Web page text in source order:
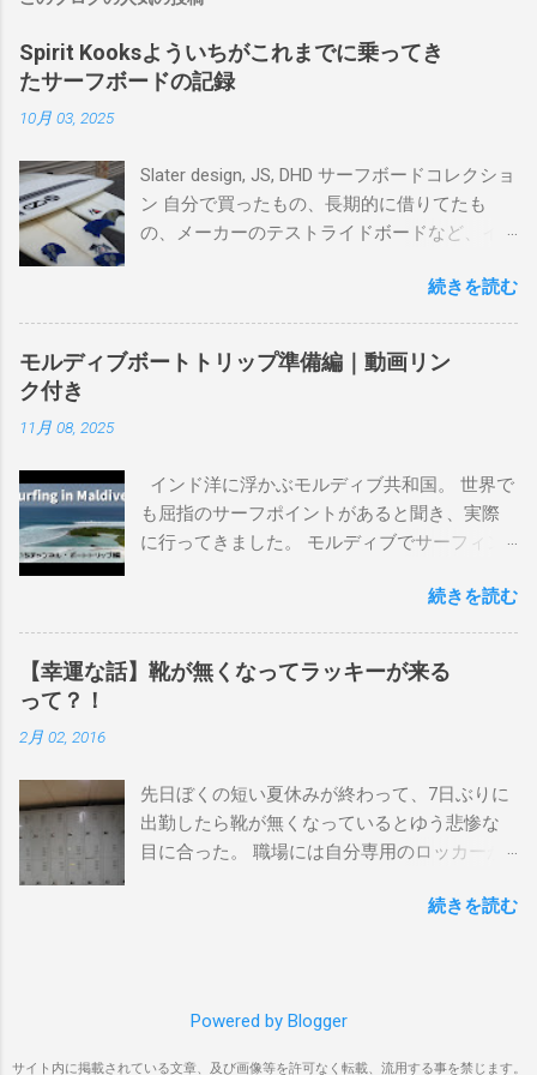
Spirit Kooksよういちがこれまでに乗ってき
たサーフボードの記録
10月 03, 2025
Slater design, JS, DHD サーフボードコレクショ
ン 自分で買ったもの、長期的に借りてたも
の、メーカーのテストライドボードなど、イ
を書き残しているページです。 記録と残して
るので、過去のボードたちはもうすでに人に
譲って、手元に無いのがほとんどだけど。 色
んなサーフボードに乗って、サーフィンの世
ーメイドビーチ 最もロングライドしてきたポ
イント スナッパー、レインボーベイ、グリ
ーンマウント、クーリービーチ、キラ、レノ
狙っているポイント バーレー、キラ、レイ
ンボーベイ、クーリービーチ 絶対に入りたい
ポイント ベルズビーチ、グレートオーシャ
ナチュラル DHD DX-1
5'10"×18'3/8×2'3/16 Glassing Team 4×4
Extra Toe patch FCS Dacy 6'0 Nick Maz 5'5"×
18'7/8"×2'5/18 FCS 375mm 295mm Firewire
Slater design OMNI 5' 3"×18'5/8"×2'1/4" Round
続きを読む
モルディブボートトリップ準備編｜動画リン
ク付き
11月 08, 2025
インド洋に浮かぶモルディブ共和国。 世界で
も屈指のサーフポイントがあると聞き、実際
に行ってきました。 モルディブでサーフィン
テルやリゾートに滞在して目の前のブレイク
を独占するスタイル。もうひとつが、複数の
ポイントを巡る「ボートトリップ」です。 今
回はそのボートトリップで、時間と空間の贅
系YouTubeチャンネル「よういちチャンネル
Spirit Kooks」と、国内外のサーフトリップ専
門旅行会社「Geekoutトラベル」さんとのコラ
際に行ったアクセス方法やスケジュールをま
スリランカ・コロンボ空港で乗り換えてモル
ディブのマレ空港へ向かいました。 預け荷物
続きを読む
【幸運な話】靴が無くなってラッキーが来る
って？！
2月 02, 2016
先日ぼくの短い夏休みが終わって、7日ぶりに
出勤したら靴が無くなっているとゆう悲惨な
目に合った。 職場には自分専用のロッカーが
んでいるのだが、仕事中に履いているシェフ
中には入れたくないのはみんな同じなのだ。
続きを読む
Powered by Blogger
サイト内に掲載されている文章、及び画像等を許可なく転載、流用する事を禁じます。